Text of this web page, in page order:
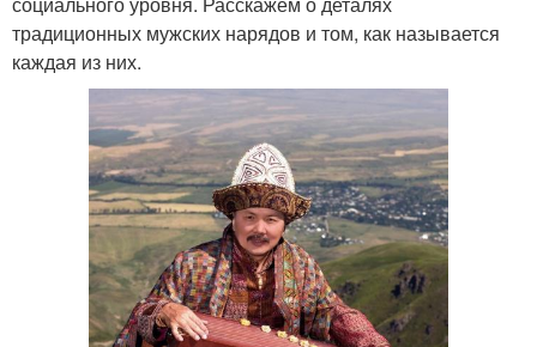
традиционных мужских нарядов и том, как называется
каждая из них.